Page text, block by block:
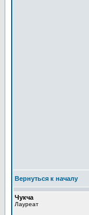
Вернуться к началу
Чукча
Лауреат